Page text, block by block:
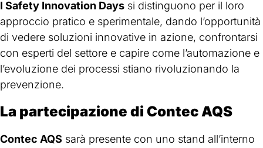
I Safety Innovation Days si distinguono per il loro
approccio pratico e sperimentale, dando l’opportunità
di vedere soluzioni innovative in azione, confrontarsi
con esperti del settore e capire come l’automazione e
l’evoluzione dei processi stiano rivoluzionando la
prevenzione.
La partecipazione di Contec AQS
Contec AQS sarà presente con uno stand all’interno